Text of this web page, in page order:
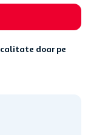
calitate doar pe